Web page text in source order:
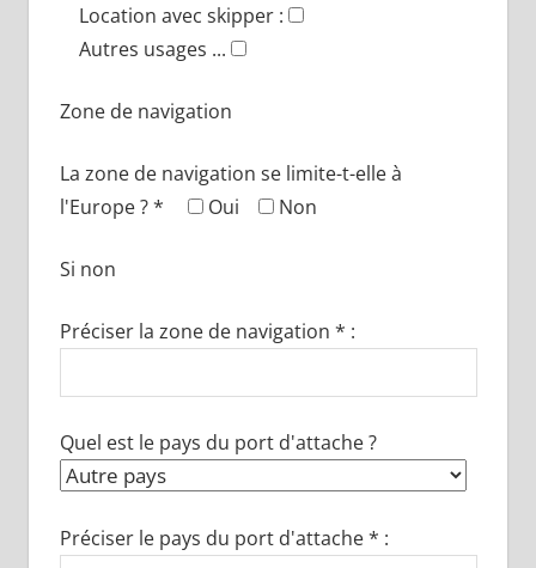
Location avec skipper :
Autres usages ...
Zone de navigation
La zone de navigation se limite-t-elle à
l'Europe ? *
Oui Non
Si non
Préciser la zone de navigation * :
Quel est le pays du port d'attache ?
Préciser le pays du port d'attache * :